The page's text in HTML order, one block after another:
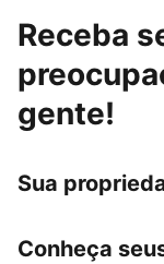
Receba
gente!
Sua
Conheça